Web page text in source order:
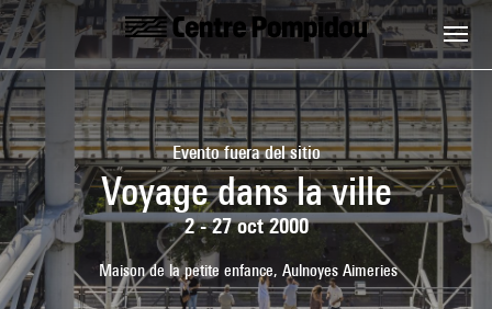
Skip to main content
Centre Pompidou
Evento fuera del sitio
Voyage dans la ville
2 - 27 oct 2000
Maison de la petite enfance, Aulnoyes Aimeries